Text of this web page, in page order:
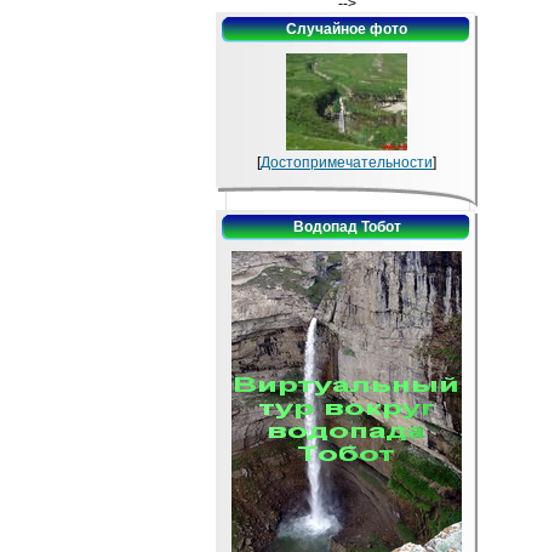
-->
Случайное фото
[Достопримечательности]
Водопад Тобот